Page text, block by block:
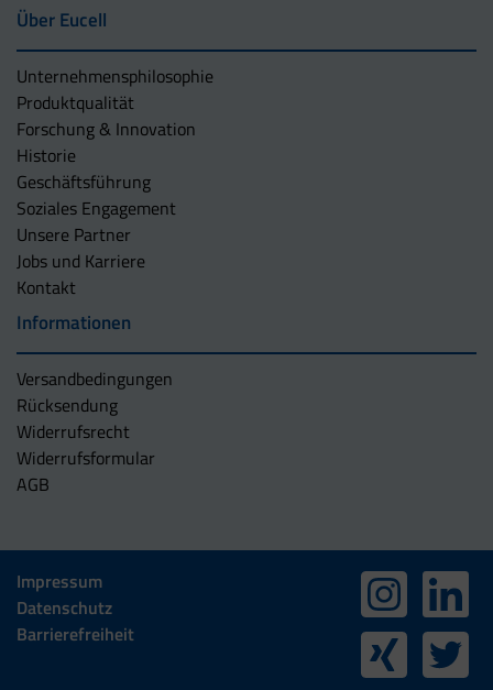
Über Eucell
Unternehmens­philosophie
Produktqualität
Forschung & Innovation
Historie
Geschäftsführung
Soziales Engagement
Unsere Partner
Jobs und Karriere
Kontakt
Informationen
Versandbedingungen
Rücksendung
Widerrufsrecht
Widerrufsformular
AGB
Impressum
Datenschutz
Barrierefreiheit